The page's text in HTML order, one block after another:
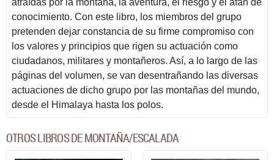
conocimiento. Con este libro, los miembros del grupo
pretenden dejar constancia de su firme compromiso con
los valores y principios que rigen su actuación como
ciudadanos, militares y montañeros. Así, a lo largo de las
páginas del volumen, se van desentrañando las diversas
actuaciones de dicho grupo por las montañas del mundo,
desde el Himalaya hasta los polos.
OTROS LIBROS DE MONTAÑA/ESCALADA